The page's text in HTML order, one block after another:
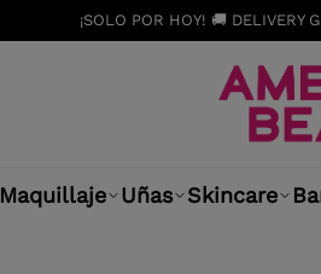
¡SOLO POR HOY! 🚚 DELIVERY
Maquillaje Uñas Skincare